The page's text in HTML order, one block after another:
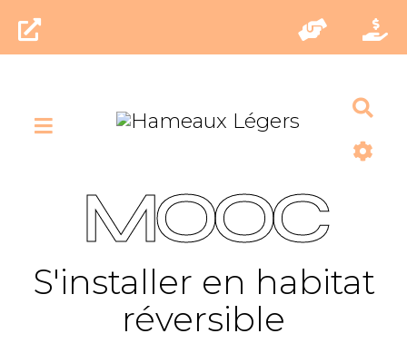
MOOC
S'installer en habitat
réversible